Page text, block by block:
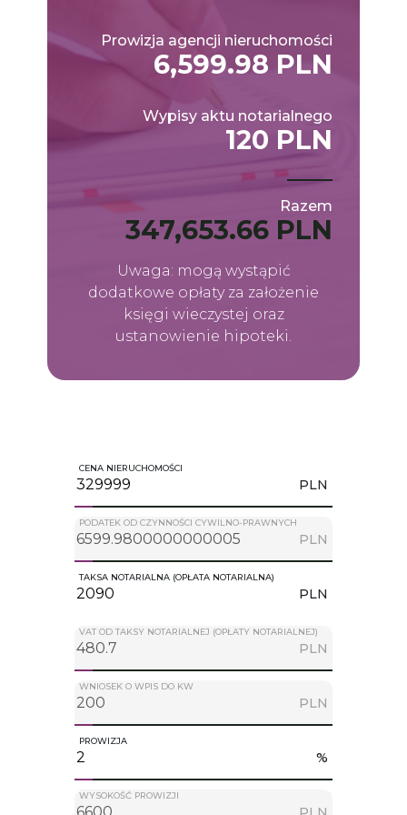
Prowizja agencji nieruchomości
6,599.98 PLN
Wypisy aktu notarialnego
120 PLN
Razem
347,653.66 PLN
Uwaga: mogą wystąpić
dodatkowe opłaty za założenie
księgi wieczystej oraz
ustanowienie hipoteki.
CENA NIERUCHOMOŚCI
PLN
PODATEK OD CZYNNOŚCI CYWILNO-PRAWNYCH
PLN
TAKSA NOTARIALNA (OPŁATA NOTARIALNA)
PLN
VAT OD TAKSY NOTARIALNEJ (OPŁATY NOTARIALNEJ)
PLN
WNIOSEK O WPIS DO KW
PLN
PROWIZJA
%
WYSOKOŚĆ PROWIZJI
PLN